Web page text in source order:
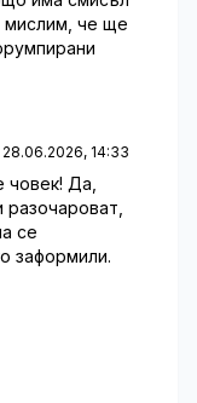
мислим, че ще
28.06.2026, 14:33
човек! Да,
се
заформили.